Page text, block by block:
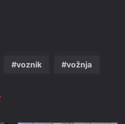
voznik vožnja